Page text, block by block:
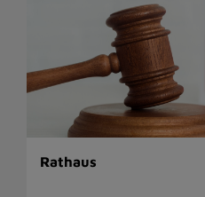
Rathaus